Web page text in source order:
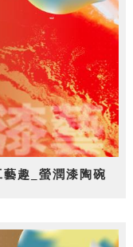
趣_螢潤漆陶碗